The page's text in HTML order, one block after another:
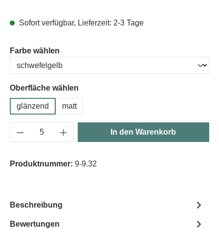
Sofort verfügbar, Lieferzeit: 2-3 Tage
Farbe wählen
Oberfläche wählen
glänzend matt
Produkt Anzahl: Gib den gewünschten
In den Warenkorb
Produktnummer: 9-9.32
Beschreibung
Bewertungen